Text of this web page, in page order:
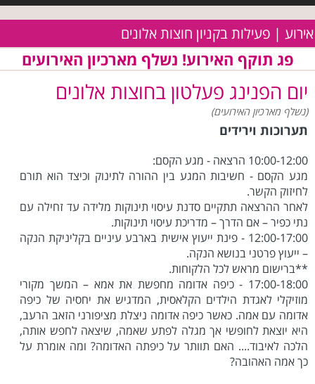
אירוע | פעילות בקניון חוצות אלונים
פג תוקף האירוע! נשלף מארכיון האירועים
יום הפנינג פעלטון בחוצות אלונים
(נשלף מארכיון האירועים)
תערוכות וירידים
10:00-12:00 הרצאה - מגע הקסם:
מגע הקסם - חשיבות המגע בין ההורה לתינוק וכיצד הוא תורם
לחיזוק הקשר.
לאחר ההרצאה תתקיים סדנת עיסוי תינוקות מלידה עד זחילה עם
נתי כפיר – אם הדרך – מדריכת עיסוי תינוקות.
12:00-17:00 - פינת ייעוץ אישית בארבע עיניים בקליניקת הנקה
– ייעוץ פרטני בנושא הנקה.
**ברישום מראש לכל הלקוחות.
17:00-18:00 - כיפה אדומה מחפשת את אמא – המשך מקורי
מוזיקלי לאגדת הילדים הקלאסית, המדגיש את יחסיה של כיפה
אדומה עם אמה. כאשר כיפה אדומה ניצלת מציפורני הזאב הרעב,
היא יוצאת לחופשי אך מגלה לפתע שאמה, שיצאה לחפש אותה,
הלכה לאיבוד.... האם תוותר על כיפתה האדומה? ומה אומרת על
כך אמה האהובה?